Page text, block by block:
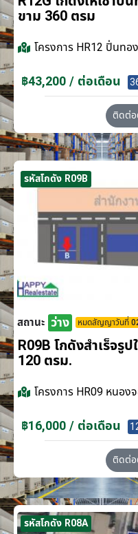
ขาม 360 ตรม
โครงการ HR12 ปิ่นทอ
฿43,200 / ต่อเดือน
ติดต่อ
รหัสโกดัง R09B
สถานะ ว่าง หมดสัญญาวันที่
R09B โกดังสำเร็จรู
120 ตรม.
โครงการ HR09 หนอง
฿16,000 / ต่อเดือน
ติดต่อ
รหัสโกดัง R08A